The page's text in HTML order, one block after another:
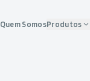
Quem SomosProdutos